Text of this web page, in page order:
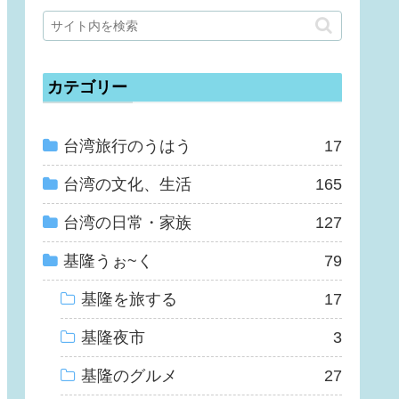
カテゴリー
台湾旅行のうはう 17
台湾の文化、生活 165
台湾の日常・家族 127
基隆うぉ~く 79
基隆を旅する 17
基隆夜市 3
基隆のグルメ 27